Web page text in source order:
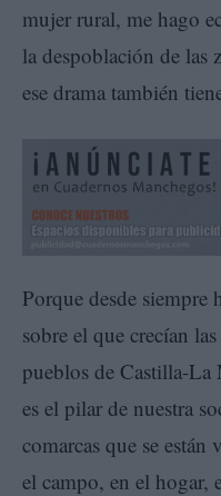
mujer rural, me hago
la despoblación de las
ese drama también
Porque desde
sobre el que crecían
pueblos de Castilla-
es el pilar de nuestra
comarcas que se están
el campo, en el hogar,